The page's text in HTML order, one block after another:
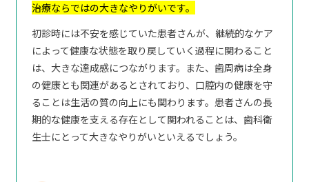
治療ならではの大きなやりがいです。
初診時には不安を感じていた患者さんが、継続的なケア
によって健康な状態を取り戻していく過程に関わること
は、大きな達成感につながります。また、歯周病は全身
の健康とも関連があるとされており、口腔内の健康を守
ることは生活の質の向上にも関わります。患者さんの長
期的な健康を支える存在として関われることは、歯科衛
生士にとって大きなやりがいといえるでしょう。